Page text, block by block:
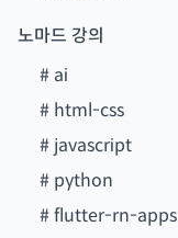
노마드 강의
# ai
# html-css
# javascript
# python
#flutter-rn-apps